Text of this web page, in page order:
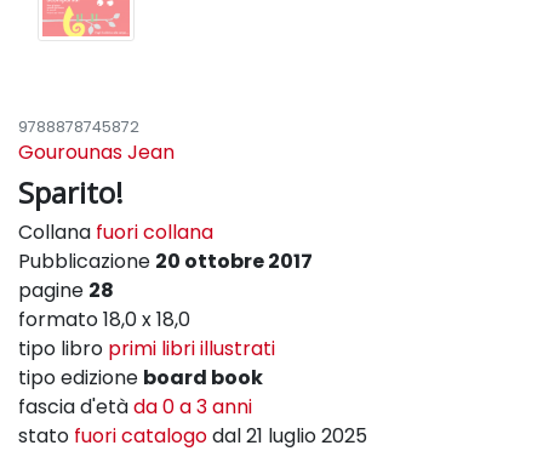
9788878745872
Gourounas Jean
Sparito!
Collana fuori collana
Pubblicazione 20 ottobre 2017
pagine 28
formato 18,0 x 18,0
tipo libro primi libri illustrati
tipo edizione board book
fascia d'etàda 0 a 3 anni
stato fuori catalogodal 21 luglio 2025